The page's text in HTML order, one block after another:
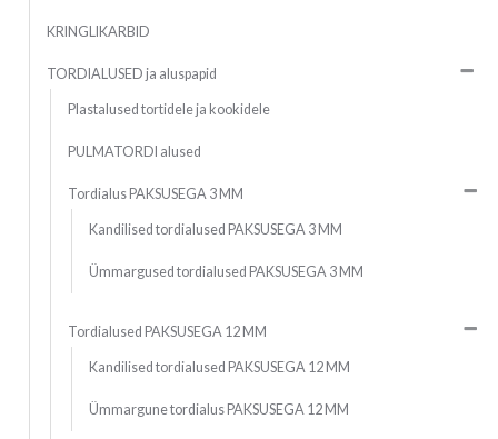
KRINGLIKARBID
TORDIALUSED ja aluspapid
Plastalused tortidele ja kookidele
PULMATORDI alused
Tordialus PAKSUSEGA 3 MM
Kandilised tordialused PAKSUSEGA 3 MM
Ümmargused tordialused PAKSUSEGA 3 MM
Tordialused PAKSUSEGA 12 MM
Kandilised tordialused PAKSUSEGA 12 MM
Ümmargune tordialus PAKSUSEGA 12 MM